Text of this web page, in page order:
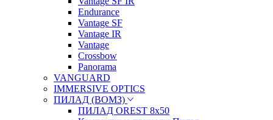
Endurance
Vantage SF
Vantage IR
Vantage
Crossbow
Panorama
VANGUARD
IMMERSIVE OPTICS
ПИЛАД (ВОМЗ)
ПИЛАД OREST 8х50